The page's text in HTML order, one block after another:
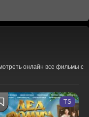
онлайн все фильмы с
TS